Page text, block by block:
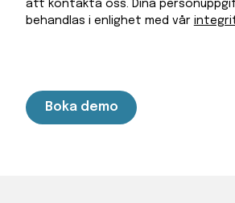
att kontakta oss. Dina
behandlas i enlighet med vår